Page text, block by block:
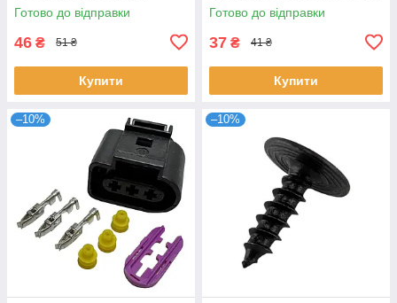
Готово до відправки
46 ₴ 51 ₴
Купити
Готово до відправки
37 ₴ 41 ₴
Купити
–10% –10%